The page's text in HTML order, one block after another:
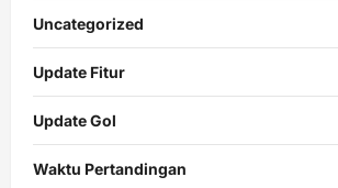
Uncategorized
Update Fitur
Update Gol
Waktu Pertandingan